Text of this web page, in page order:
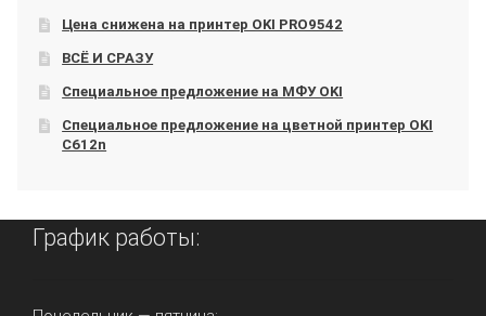
Цена снижена на принтер OKI PRO9542
ВСЁ И СРАЗУ
Специальное предложение на МФУ OKI
Специальное предложение на цветной принтер OKI
C612n
График работы: